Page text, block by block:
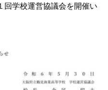
回学校運営協議会を開催い